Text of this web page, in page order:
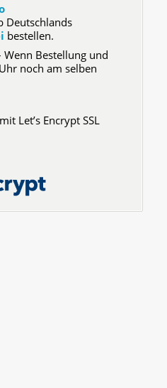
Deutschlands
bestellen.
Wenn Bestellung und
noch am selben
mit Let’s Encrypt SSL